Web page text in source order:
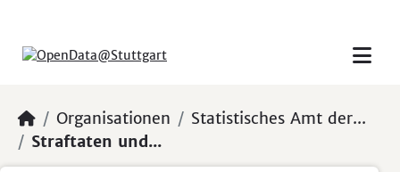
Organisationen
Statistisches Amt der...
Straftaten und...